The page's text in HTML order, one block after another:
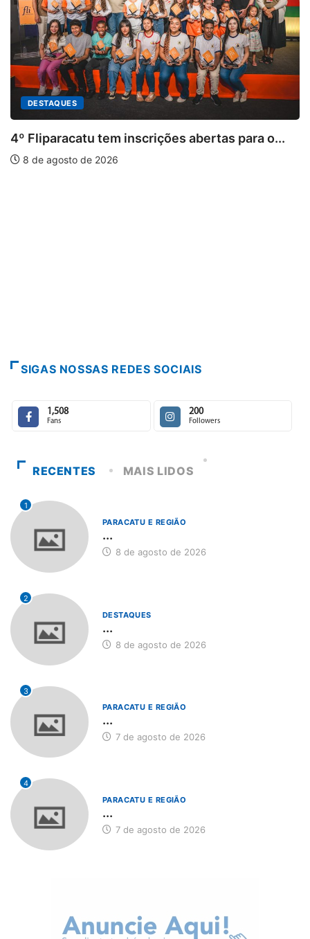
inscrições abertas para o...
SIGAS NOSSAS REDES SOCIAIS
1,508
Fans
200
Followers
RECENTES MAIS LIDOS
1
PARACATU E REGIÃO
...
8 de agosto de 2026
2
DESTAQUES
...
8 de agosto de 2026
3
PARACATU E REGIÃO
...
7 de agosto de 2026
4
PARACATU E REGIÃO
...
7 de agosto de 2026